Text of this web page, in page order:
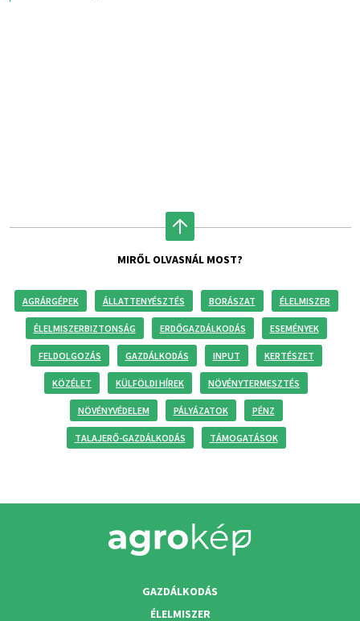
MIRŐL OLVASNÁL MOST?
AGRÁRGÉPEK ÁLLATTENYÉSZTÉS BORÁSZAT ÉLELMISZER
ÉLELMISZERBIZTONSÁG ERDŐGAZDÁLKODÁS ESEMÉNYEK
FELDOLGOZÁS GAZDÁLKODÁS INPUT KERTÉSZET
KÖZÉLET KÜLFÖLDI HÍREK NÖVÉNYTERMESZTÉS
NÖVÉNYVÉDELEM PÁLYÁZATOK PÉNZ
TALAJERŐ-GAZDÁLKODÁS TÁMOGATÁSOK
GAZDÁLKODÁS
ÉLELMISZER